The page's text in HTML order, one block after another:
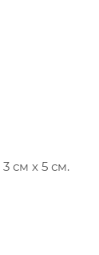
см х 5 см.